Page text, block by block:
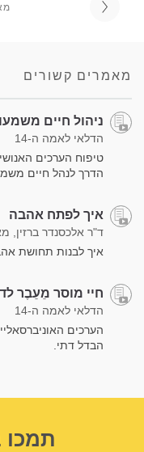
מאמרים קשורים
ניהול חיים
הדלאי לאמה ה-14
טיפוח הערכים
הדרך לנהל חיים
איך לפתח אהבה
ד"ר אלכסנדר ברזין,
איך לבנות תחושת
חיי מוסר מֵעֵבֶר
הדלאי לאמה ה-14
הערכים
הבדל דתי.
תמכו